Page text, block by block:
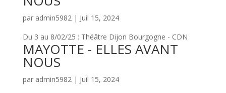
par admin5982| Juil 15, 2024
Du 3 au 8/02/25 : Théâtre Dijon Bourgogne - CDN
MAYOTTE - ELLES AVANT
NOUS
par admin5982| Juil 15, 2024